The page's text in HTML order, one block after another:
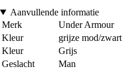
Aanvullende informatie
Merk
Under Armour
Kleur
grijze mod/zwart
Kleur
Grijs
Geslacht
Man